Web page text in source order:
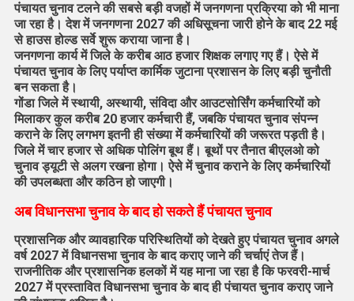
पंचायत चुनाव टलने की सबसे बड़ी वजहों में जनगणना प्रक्रिया को भी माना
जा रहा है। देश में जनगणना 2027 की अधिसूचना जारी होने के बाद 22 मई
से हाउस होल्ड सर्वे शुरू कराया जाना है।
जनगणना कार्य में जिले के करीब आठ हजार शिक्षक लगाए गए हैं। ऐसे में
पंचायत चुनाव के लिए पर्याप्त कार्मिक जुटाना प्रशासन के लिए बड़ी चुनौती
बन सकता है।
गोंडा जिले में स्थायी, अस्थायी, संविदा और आउटसोर्सिंग कर्मचारियों को
मिलाकर कुल करीब 20 हजार कर्मचारी हैं, जबकि पंचायत चुनाव संपन्न
कराने के लिए लगभग इतनी ही संख्या में कर्मचारियों की जरूरत पड़ती है।
जिले में चार हजार से अधिक पोलिंग बूथ हैं। बूथों पर तैनात बीएलओ को
चुनाव ड्यूटी से अलग रखना होगा। ऐसे में चुनाव कराने के लिए कर्मचारियों
की उपलब्धता और कठिन हो जाएगी।
अब विधानसभा चुनाव के बाद हो सकते हैं पंचायत चुनाव
प्रशासनिक और व्यावहारिक परिस्थितियों को देखते हुए पंचायत चुनाव अगले
वर्ष 2027 में विधानसभा चुनाव के बाद कराए जाने की चर्चाएं तेज हैं।
राजनीतिक और प्रशासनिक हलकों में यह माना जा रहा है कि फरवरी-मार्च
2027 में प्रस्तावित विधानसभा चुनाव के बाद ही पंचायत चुनाव कराए जाने